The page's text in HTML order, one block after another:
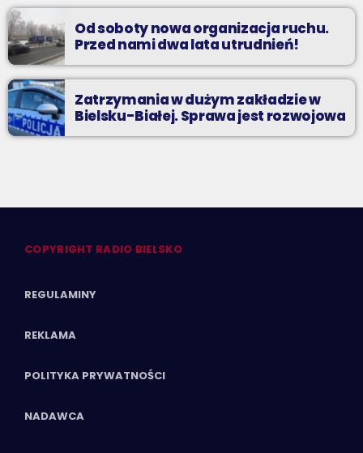
Od soboty nowa organizacja ruchu.
Przed nami dwa lata utrudnień!
Zatrzymania w dużym zakładzie w
Bielsku-Białej. Sprawa jest rozwojowa
COPYRIGHT RADIO BIELSKO
REGULAMINY
REKLAMA
POLITYKA PRYWATNOŚCI
NADAWCA